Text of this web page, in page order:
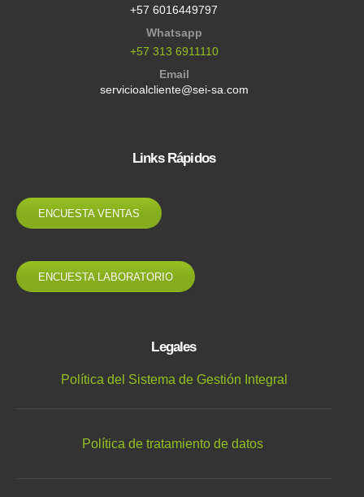
+57 6016449797
Whatsapp
+57 313 6911110
Email
servicioalcliente@sei-sa.com
Links Rápidos
ENCUESTA VENTAS
ENCUESTA LABORATORIO
Legales
Política del Sistema de Gestión Integral
Política de tratamiento de datos